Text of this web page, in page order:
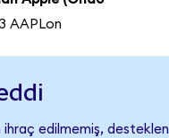
AAPLon
ihraç edilmemiş,